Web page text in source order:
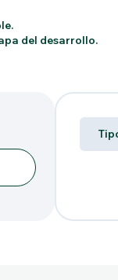
del desarrollo.